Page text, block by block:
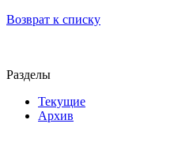
Возврат к списку
Разделы
Текущие
Архив